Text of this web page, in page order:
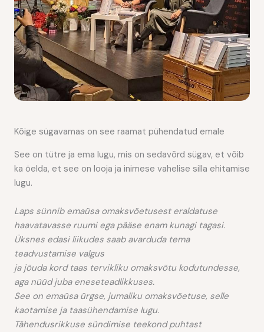
Kõige sügavamas on see raamat pühendatud emale
See on tütre ja ema lugu, mis on sedavõrd sügav, et võib
ka öelda, et see on looja ja inimese vahelise silla ehitamise
lugu.
Laps sünnib emaüsa omaksvõetusest eraldatuse
haavatavasse ruumi ega pääse enam kunagi tagasi.
Üksnes edasi liikudes saab avarduda tema
teadvustamise valgus
ja jõuda kord taas tervikliku omaksvõtu kodutundesse,
aga nüüd juba eneseteadlikkuses.
See on emaüsa ürgse, jumaliku omaksvõetuse, selle
kaotamise ja taasühendamise lugu.
Tähendusrikkuse sündimise teekond puhtast